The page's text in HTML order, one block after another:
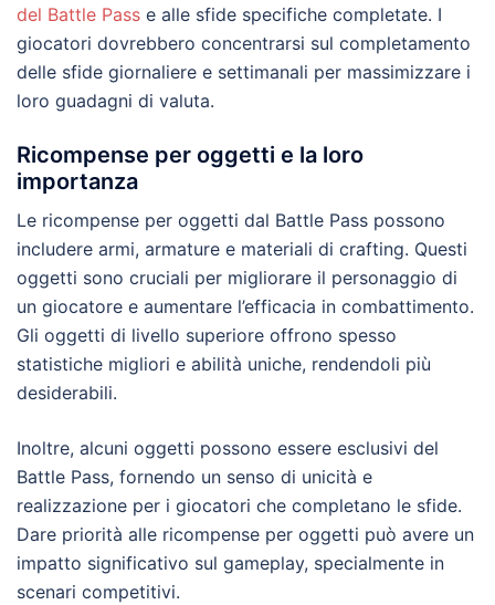
del Battle Pass e alle sfide specifiche completate. I
giocatori dovrebbero concentrarsi sul completamento
delle sfide giornaliere e settimanali per massimizzare i
loro guadagni di valuta.
Ricompense per oggetti e la loro
importanza
Le ricompense per oggetti dal Battle Pass possono
includere armi, armature e materiali di crafting. Questi
oggetti sono cruciali per migliorare il personaggio di
un giocatore e aumentare l’efficacia in combattimento.
Gli oggetti di livello superiore offrono spesso
statistiche migliori e abilità uniche, rendendoli più
desiderabili.
Inoltre, alcuni oggetti possono essere esclusivi del
Battle Pass, fornendo un senso di unicità e
realizzazione per i giocatori che completano le sfide.
Dare priorità alle ricompense per oggetti può avere un
impatto significativo sul gameplay, specialmente in
scenari competitivi.